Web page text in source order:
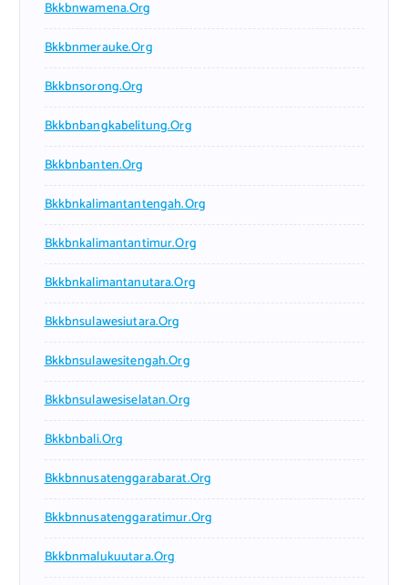
Bkkbnwamena.org
Bkkbnmerauke.org
Bkkbnsorong.org
Bkkbnbangkabelitung.org
Bkkbnbanten.org
Bkkbnkalimantantengah.org
Bkkbnkalimantantimur.org
Bkkbnkalimantanutara.org
Bkkbnsulawesiutara.org
Bkkbnsulawesitengah.org
Bkkbnsulawesiselatan.org
Bkkbnbali.org
Bkkbnnusatenggarabarat.org
Bkkbnnusatenggaratimur.org
Bkkbnmalukuutara.org